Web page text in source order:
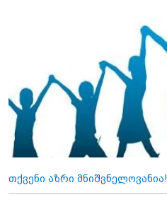
თქვენი აზრი მნიშვნელოვანია!